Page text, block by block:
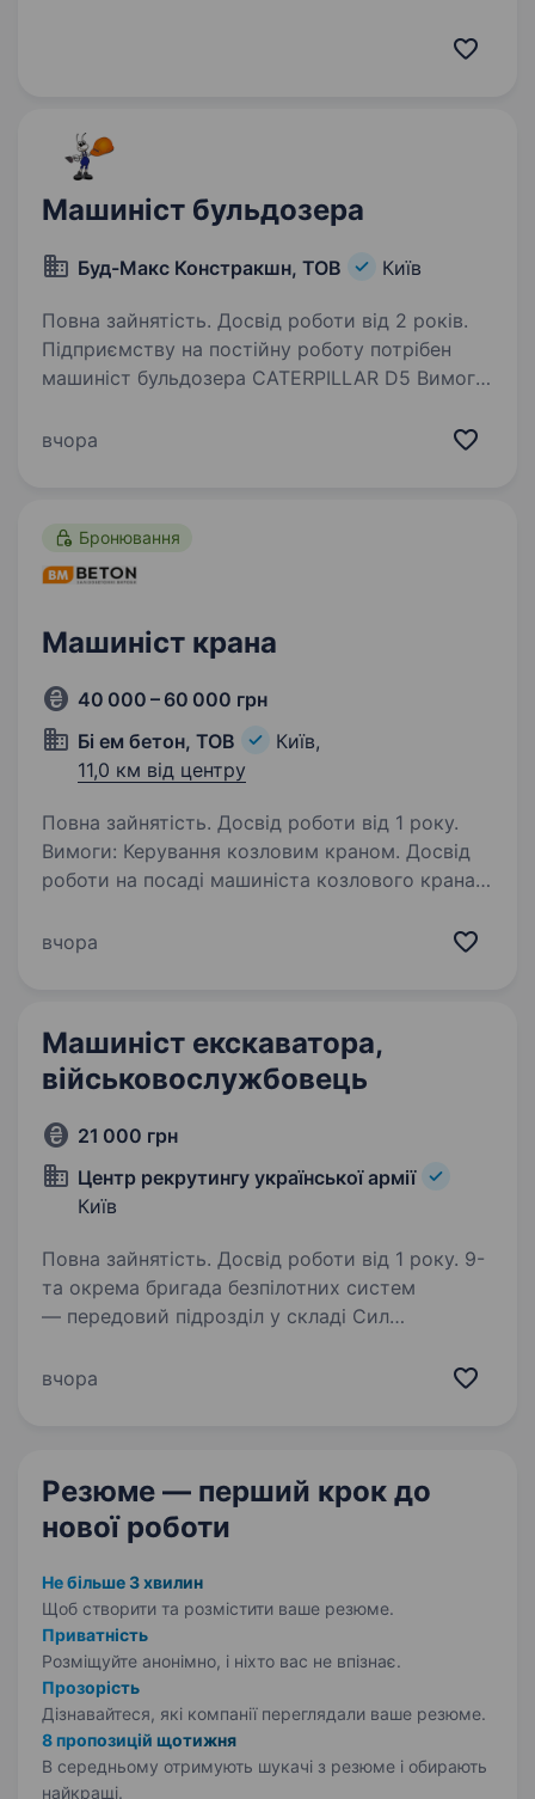
робіт — від видобутку сировини,
виготовлення продукції до зведення…
Машиніст бульдозера
Буд-Макс Констракшн, ТОВ Київ
Повна зайнятість. Досвід роботи від 2 років.
Підприємству на постійну роботу потрібен
машиніст бульдозера СATERPILLAR D5 Вимоги:
років. Обов’язки: робота на будівельних
вчора
Бронювання
Машиніст крана
40 000 – 60 000 грн
Бі ем бетон, ТОВ
Київ,
11,0 км від центру
Повна зайнятість. Досвід роботи від 1 року.
Вимоги: Керування козловим краном. Досвід
роботи на посаді машиніста козлового крана
з технічними вимогами та безпекою.
вчора
Машиніст екскаватора,
військовослужбовець
21 000 грн
Центр рекрутингу української армії
Київ
Повна зайнятість. Досвід роботи від 1 року. 9-
та окрема бригада безпілотних систем
— передовий підрозділ у складі Сил
на застосуванні дронів для розвідки,
вчора
Резюме — перший крок до
нової роботи
Не більше 3 хвилин
Щоб створити та розмістити ваше резюме.
Приватність
Розміщуйте анонімно, і ніхто вас не впізнає.
Прозорість
Дізнавайтеся, які компанії переглядали ваше резюме.
8 пропозицій щотижня
В середньому отримують шукачі з резюме і обирають
найкращі.